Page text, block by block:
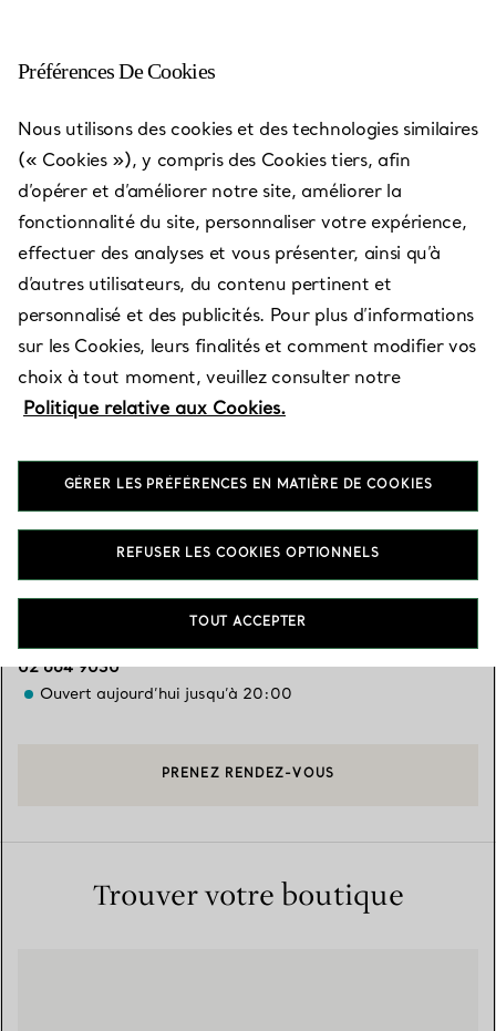
Bangkok -
The
Emporium
Shopping
Complex
02 664 9030
Ouvert aujourd’hui jusqu’à 20:00
PRENEZ RENDEZ-VOUS
Trouver votre boutique
Préférences De Cookies
Nous utilisons des cookies et des technologies similaires
(« Cookies »), y compris des Cookies tiers, afin
d’opérer et d’améliorer notre site, améliorer la
fonctionnalité du site, personnaliser votre expérience,
effectuer des analyses et vous présenter, ainsi qu’à
d’autres utilisateurs, du contenu pertinent et
personnalisé et des publicités. Pour plus d’informations
sur les Cookies, leurs finalités et comment modifier vos
choix à tout moment, veuillez consulter notre
Politique relative aux Cookies.
GÉRER LES PRÉFÉRENCES EN MATIÈRE DE COOKIES
REFUSER LES COOKIES OPTIONNELS
TOUT ACCEPTER